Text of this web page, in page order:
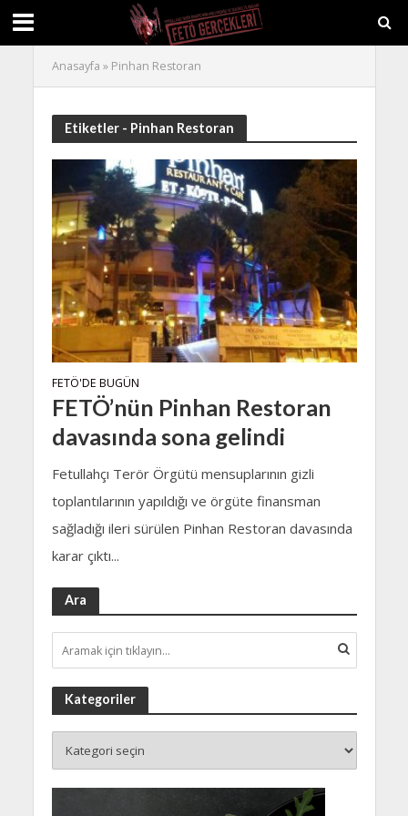
Anasayfa » Pinhan Restoran
Etiketler - Pinhan Restoran
FETÖ'DE BUGÜN
FETÖ’nün Pinhan Restoran
davasında sona gelindi
Fetullahçı Terör Örgütü mensuplarının gizli
toplantılarının yapıldığı ve örgüte finansman
sağladığı ileri sürülen Pinhan Restoran davasında
karar çıktı...
Ara
Kategoriler